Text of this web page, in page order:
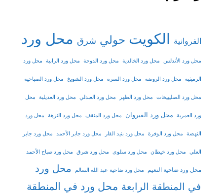
الفروانية الكويت حولي شرق محل ورد
محل ورد الأندلس محل ورد الخالدية محل ورد الدوحة محل ورد الرابية محل ورد
الرميثية محل ورد الروضة محل ورد السرة محل ورد الشويخ محل ورد الصباحية
محل ورد الصليبيخات محل ورد الظهر محل ورد العبدلي محل ورد العديلية محل
ورد العمرية محل ورد القيروان محل ورد المنقف محل ورد النزهة محل ورد
النهضة محل ورد الوفرة محل ورد بنيد القار محل ورد جابر الأحمد محل ورد جابر
العلي محل ورد خيطان محل ورد سلوى محل ورد شرق محل ورد صباح الأحمد
محل ورد ضاحية النعيم محل ورد ضاحية عبد الله السالم
محل ورد
في المنطقة الرابعة محل ورد في المنطقة